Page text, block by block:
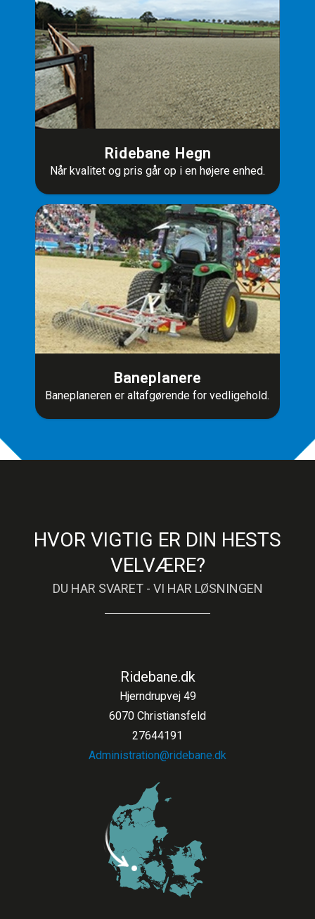
Ridebane Hegn
Når kvalitet og pris går op i en højere enhed.
Baneplanere
Baneplaneren er altafgørende for vedligehold.
HVOR VIGTIG ER DIN HESTS
VELVÆRE?
DU HAR SVARET - VI HAR LØSNINGEN
Ridebane.dk
Hjerndrupvej 49
6070 Christiansfeld
27644191
Administration@ridebane.dk